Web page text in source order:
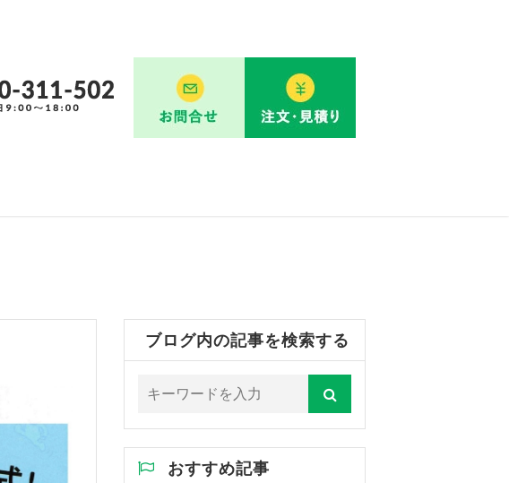
ブログ内の記事を検索する
おすすめ記事